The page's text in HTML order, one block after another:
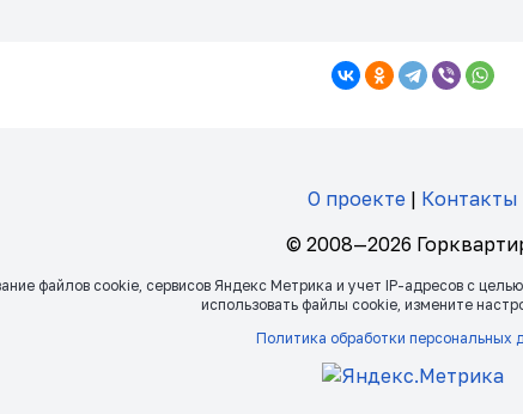
О проекте | Контакты
© 2008—2026
файлов сookie, сервисов Яндекс Метрика и учет IP-адресов с
использовать файлы сookie, измените
Политика обработки персональных